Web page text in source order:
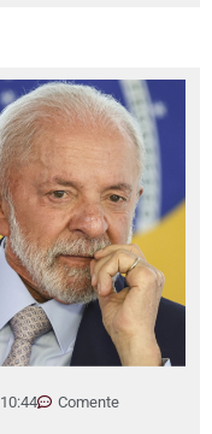
10:44 Comente